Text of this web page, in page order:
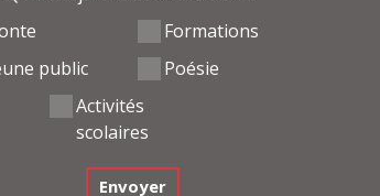
Formations
public
Poésie
Activités
scolaires